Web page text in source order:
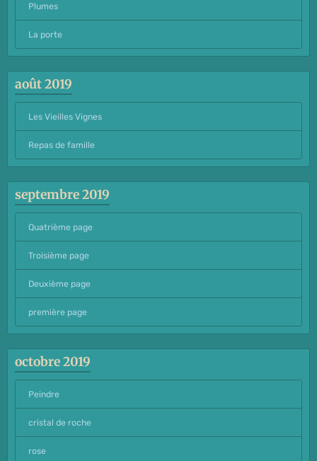
Plumes
La porte
août 2019
Les Vieilles Vignes
Repas de famille
septembre 2019
Quatrième page
Troisième page
Deuxième page
première page
octobre 2019
Peindre
cristal de roche
rose